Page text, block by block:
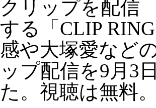
クリップを配信
する「CLIP
感や大塚愛など
ップ配信を9月3
た。視聴は無料